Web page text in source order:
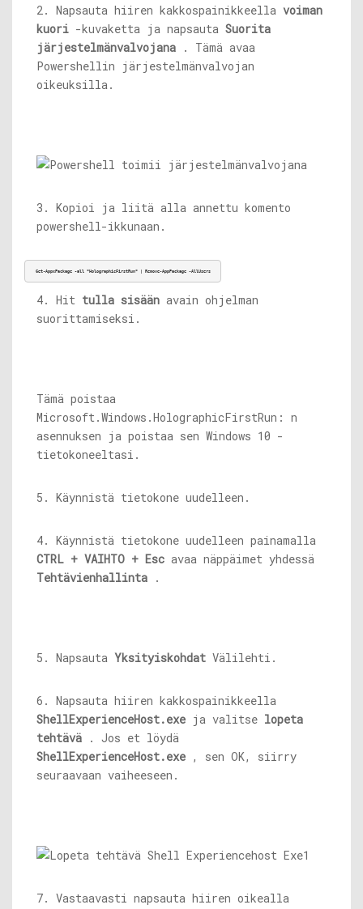
2. Napsauta hiiren kakkospainikkeella voiman
kuori -kuvaketta ja napsauta Suorita
järjestelmänvalvojana . Tämä avaa
Powershellin järjestelmänvalvojan
oikeuksilla.
3. Kopioi ja liitä alla annettu komento
powershell-ikkunaan.
Get-AppxPackage -all *HolographicFirstRun* | Remove-AppPackage -AllUsers
4. Hit tulla sisään avain ohjelman
suorittamiseksi.
Tämä poistaa
Microsoft.Windows.HolographicFirstRun: n
asennuksen ja poistaa sen Windows 10 -
tietokoneeltasi.
5. Käynnistä tietokone uudelleen.
4. Käynnistä tietokone uudelleen painamalla
CTRL + VAIHTO + Esc avaa näppäimet yhdessä
Tehtävienhallinta .
5. Napsauta Yksityiskohdat Välilehti.
6. Napsauta hiiren kakkospainikkeella
ShellExperienceHost.exe ja valitse lopeta
tehtävä . Jos et löydä
ShellExperienceHost.exe , sen OK, siirry
seuraavaan vaiheeseen.
7. Vastaavasti napsauta hiiren oikealla